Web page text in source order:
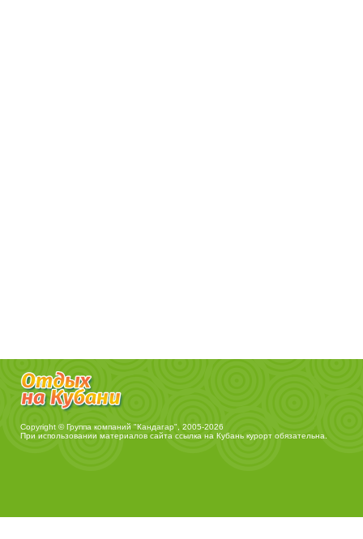
Copyright © Группа компаний "Кандагар", 2005-2026
При использовании материалов сайта ссылка на Кубань курорт обязательна.